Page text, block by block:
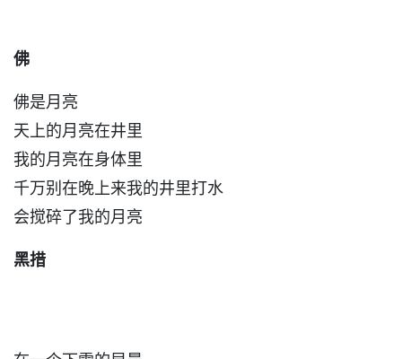
佛
佛是月亮
天上的月亮在井里
我的月亮在身体里
千万别在晚上来我的井里打水
会搅碎了我的月亮
黑措